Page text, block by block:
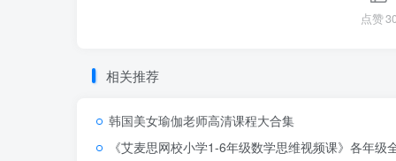
点赞
相关推荐
韩国美女瑜伽老师高清课程大合集
《艾麦思网校小学1-6年级数学思维视频课》各年级